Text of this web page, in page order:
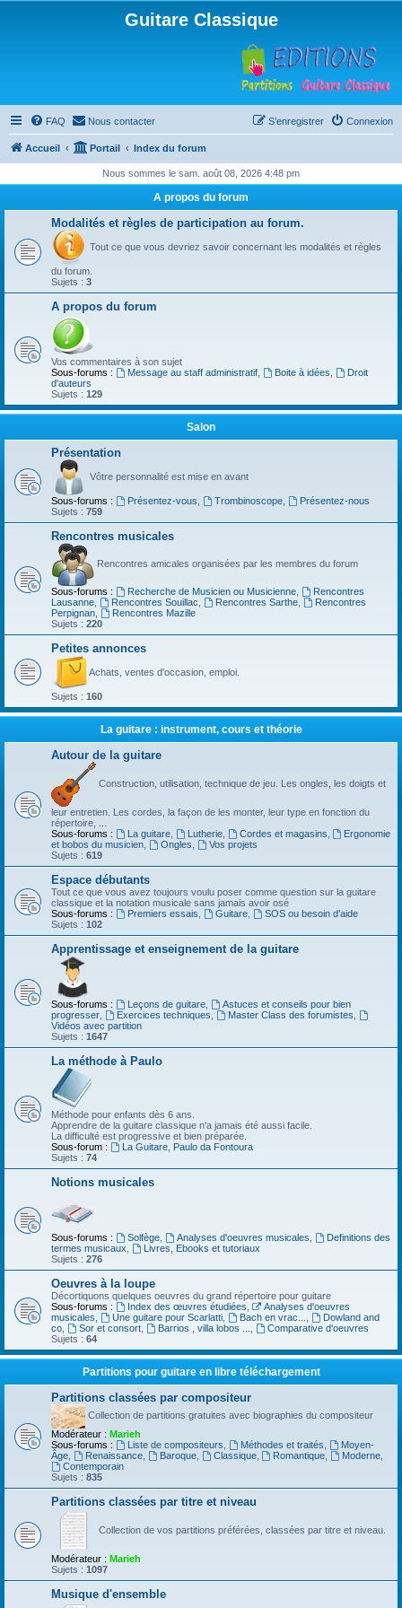
Guitare Classique
FAQ Nous contacter Connexion
S’enregistrer
Accueil Portail Index du forum
Nous sommes le sam. août 08, 2026 4:48 pm
A propos du forum
Modalités et règles de participation au forum.
Tout ce que vous devriez savoir concernant les modalités et règles
du forum.
Sujets : 3
A propos du forum
Vos commentaires à son sujet
Sous-forums :
Message au staff administratif, Boite à idées
Droit
d'auteurs
Sujets : 129
Salon
Présentation
Vôtre personnalité est mise en avant
Sous-forums : Présentez-vous Trombinoscope,
Présentez-nous
Sujets : 759
Rencontres musicales
Rencontres amicales organisées par les membres du forum
Sous-forums : Recherche de Musicien ou Musicienne,
Rencontres
Lausanne
Rencontres Souillac Rencontres Sarthe,
Rencontres
Perpignan
Rencontres Mazille
Sujets : 220
Petites annonces
Achats, ventes d'occasion, emploi.
Sujets : 160
La guitare : instrument, cours et théorie
Autour de la guitare
Construction, utilisation, technique de jeu. Les ongles, les doigts et
leur entretien. Les cordes, la façon de les monter, leur type en fonction du
répertoire, ...
Sous-forums :
La guitare, Lutherie, Cordes et magasins
Ergonomie
et bobos du musicien
Ongles
Vos projets
Sujets : 619
Espace débutants
Tout ce que vous avez toujours voulu poser comme question sur la guitare
classique et la notation musicale sans jamais avoir osé
Sous-forums :
Premiers essais Guitare,
SOS ou besoin d'aide
Sujets : 102
Apprentissage et enseignement de la guitare
Sous-forums : Leçons de guitare,
Astuces et conseils pour bien
progresser
Exercices techniques Master Class des forumistes
Vidéos avec partition
Sujets : 1647
La méthode à Paulo
Méthode pour enfants dès 6 ans.
Apprendre de la guitare classique n'a jamais été aussi facile.
La difficulté est progressive et bien préparée.
Sous-forum :
La Guitare, Paulo da Fontoura
Sujets : 74
Notions musicales
Sous-forums : Solfège, Analyses d'oeuvres musicales
Definitions des
termes musicaux
Livres, Ebooks et tutoriaux
Sujets : 276
Oeuvres à la loupe
Décortiquons quelques oeuvres du grand répertoire pour guitare
Sous-forums :
Index des œuvres étudiées
Analyses d'oeuvres
musicales
Une guitare pour Scarlatti, Bach en vrac...
Dowland and
co
Sor et consort, Barrios , villa lobos ...
Comparative d'oeuvres
Sujets : 64
Partitions pour guitare en libre téléchargement
Partitions classées par compositeur
Collection de partitions gratuites avec biographies du compositeur
Modérateur : Marieh
Sous-forums :
Liste de compositeurs Méthodes et traités
Moyen-
Âge
Renaissance, Baroque, Classique, Romantique Moderne
Contemporain
Sujets : 835
Partitions classées par titre et niveau
Collection de vos partitions préférées, classées par titre et niveau.
Modérateur : Marieh
Sujets : 1097
Musique d'ensemble